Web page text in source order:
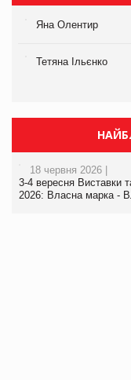
Яна Олентир
Тетяна Ільєнко
18 червня 2026 |
3-4 вересня Виставки
2026: Власна марка -